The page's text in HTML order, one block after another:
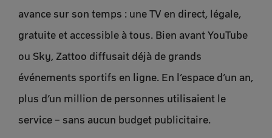
avance sur son temps : une TV en direct, légale,
gratuite et accessible à tous. Bien avant YouTube
ou Sky, Zattoo diffusait déjà de grands
événements sportifs en ligne. En l’espace d’un an,
plus d’un million de personnes utilisaient le
service – sans aucun budget publicitaire.